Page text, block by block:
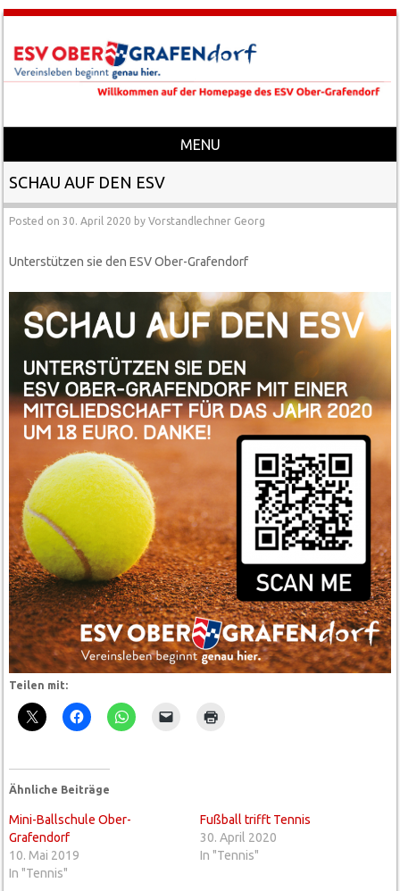
MENU
Skip to content
SCHAU AUF DEN ESV
Posted on 30. April 2020 byVorstandlechner Georg
Unterstützen sie den ESV Ober-Grafendorf
Teilen mit:
Ähnliche Beiträge
Mini-Ballschule Ober-
Grafendorf
10. Mai 2019
In "Tennis"
Fußball trifft Tennis
30. April 2020
In "Tennis"